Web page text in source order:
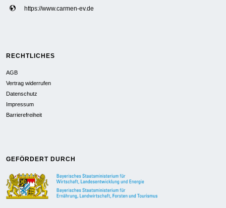
https://www.carmen-ev.de
RECHTLICHES
AGB
Vertrag widerrufen
Datenschutz
Impressum
Barrierefreiheit
GEFÖRDERT DURCH